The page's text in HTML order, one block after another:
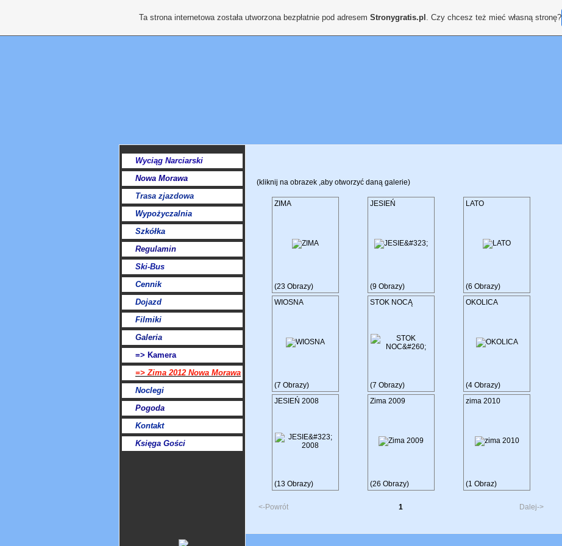
Wyciąg Narciarski
Nowa Morawa
Trasa zjazdowa
Wypożyczalnia
Szkółka
Regulamin
Ski-Bus
Cennik
Dojazd
Filmiki
Galeria
=> Kamera
=> Zima 2012 Nowa Morawa
Noclegi
Pogoda
Kontakt
Księga Gości
(kliknij na obrazek ,aby otworzyć daną galerie)
ZIMA
(23 Obrazy)
JESIEŃ
(9 Obrazy)
LATO
(6 Obrazy)
WIOSNA
(7 Obrazy)
STOK NOCĄ
(7 Obrazy)
OKOLICA
(4 Obrazy)
JESIEŃ 2008
(13 Obrazy)
Zima 2009
(26 Obrazy)
zima 2010
(1 Obraz)
<-Powrót 1 Dalej->
Ta strona internetowa została utworzona bezpłatnie pod adresem Stronygratis.pl . Czy chcesz też mieć własną stronę?